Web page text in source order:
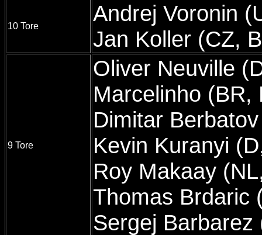
10 Tore
Andrej Voronin
Jan Koller (CZ,
9 Tore
Oliver Neuville
Marcelinho (BR,
Dimitar
Kevin Kuranyi
Roy Makaay
Thomas Brdaric
Sergej